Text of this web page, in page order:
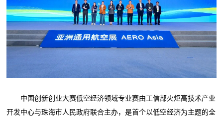
中国创新创业大赛低空经济领域专业赛由工信部火炬高技术产业
开发中心与珠海市人民政府联合主办，是首个以低空经济为主题的全